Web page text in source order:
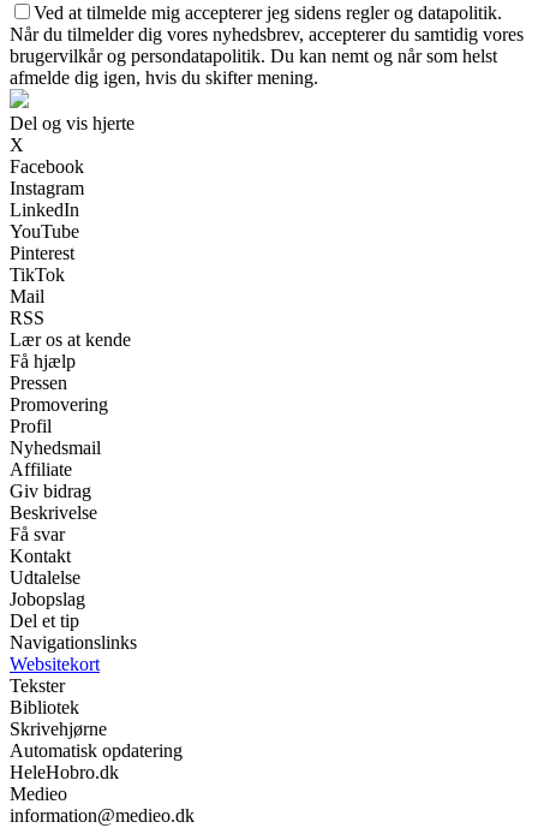
Ved at tilmelde mig accepterer jeg sidens regler og datapolitik.
Når du tilmelder dig vores nyhedsbrev, accepterer du samtidig vores
brugervilkår og persondatapolitik. Du kan nemt og når som helst
afmelde dig igen, hvis du skifter mening.
Del og vis hjerte
X
Facebook
Instagram
LinkedIn
YouTube
Pinterest
TikTok
Mail
RSS
Lær os at kende
Få hjælp
Pressen
Promovering
Profil
Nyhedsmail
Affiliate
Giv bidrag
Beskrivelse
Få svar
Kontakt
Udtalelse
Jobopslag
Del et tip
Navigationslinks
Websitekort
Tekster
Bibliotek
Skrivehjørne
Automatisk opdatering
HeleHobro.dk
Medieo
information@medieo.dk